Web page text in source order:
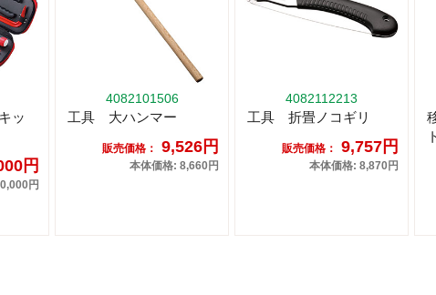
ッ
円
円
4082101506
工具 大ハンマー
販売価格： 9,526円
本体価格: 8,660円
4082112213
工具 折畳ノコギリ
販売価格： 9,757円
本体価格: 8,870円